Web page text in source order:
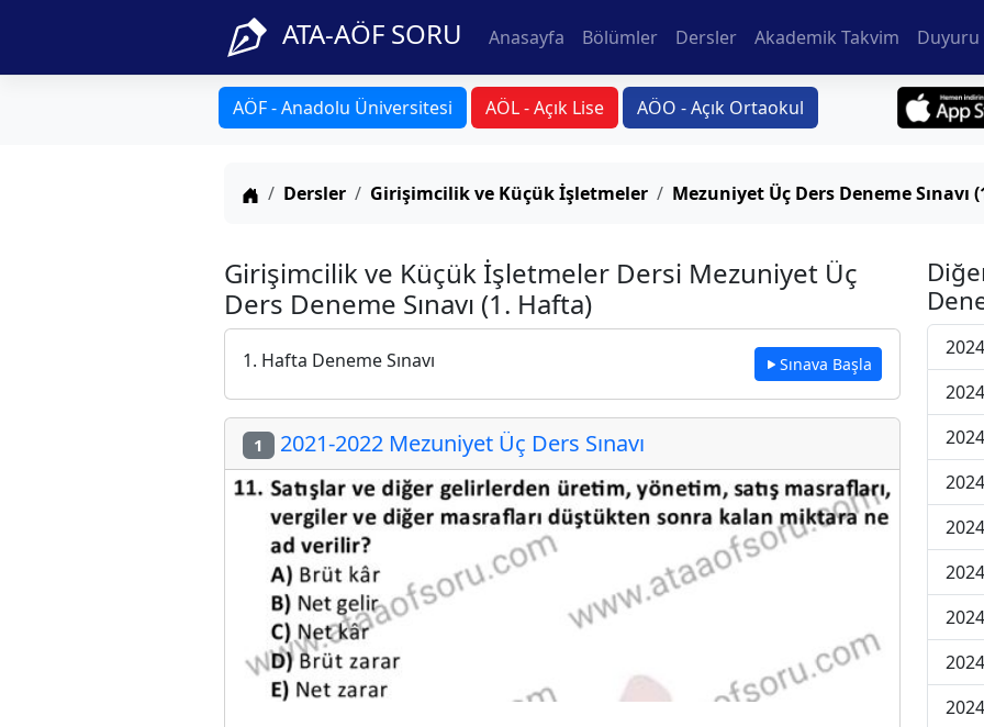
ATA-AÖF SORU Anasayfa Bölümler Dersler Akademik Takvim Duyuru
AÖF - Anadolu Üniversitesi AÖL - Açık Lise AÖO - Açık Ortaokul
Anasayfa
Dersler Girişimcilik ve Küçük İşletmeler Mezuniyet Üç Ders Deneme Sınavı
Girişimcilik ve Küçük İşletmeler Dersi Mezuniyet Üç
Ders Deneme Sınavı (1. Hafta)
1. Hafta Deneme Sınavı Sınava Başla
1 2021-2022 Mezuniyet Üç Ders Sınavı